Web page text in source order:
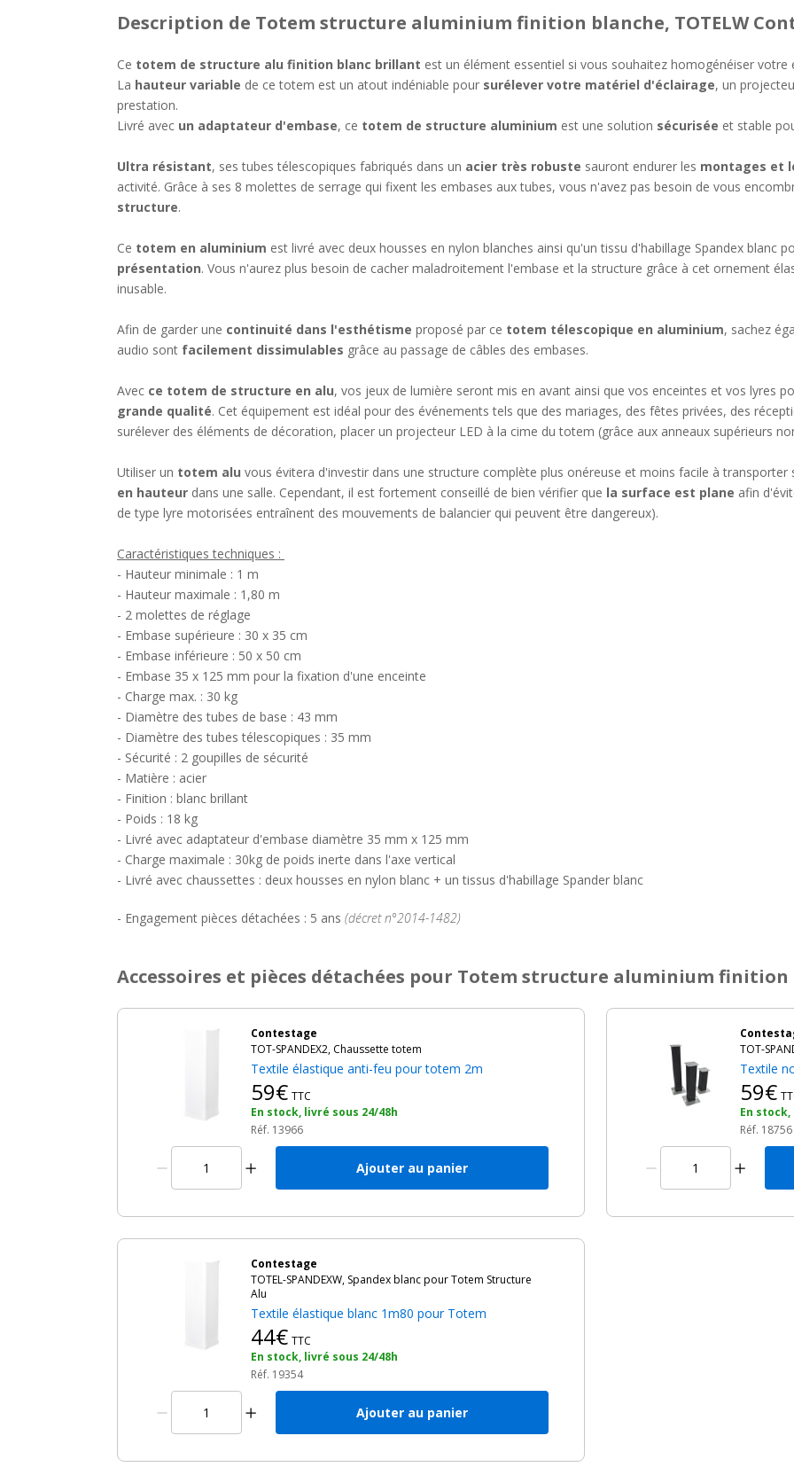
Description de Totem structure aluminium finition blanche, TOTELW
Ce totem de structure alu finition blanc brillant est un élément essentiel si vous souhaitez homogénéiser votre
La hauteur variable de ce totem est un atout indéniable pour surélever votre matériel d'éclairage, un
prestation.
Livré avec un adaptateur d'embase, ce totem de structure aluminium est une solution sécurisée et stable
Ultra résistant, ses tubes télescopiques fabriqués dans un acier très robuste sauront endurer les montages et
activité. Grâce à ses 8 molettes de serrage qui fixent les embases aux tubes, vous n'avez pas besoin de vous
structure.
Ce totem en aluminium est livré avec deux housses en nylon blanches ainsi qu'un tissu d'habillage Spandex blanc
présentation. Vous n'aurez plus besoin de cacher maladroitement l'embase et la structure grâce à cet ornement
inusable.
Afin de garder une continuité dans l'esthétisme proposé par ce totem télescopique en aluminium, sachez
audio sont facilement dissimulables grâce au passage de câbles des embases.
Avec ce totem de structure en alu, vos jeux de lumière seront mis en avant ainsi que vos enceintes et vos lyres
grande qualité. Cet équipement est idéal pour des événements tels que des mariages, des fêtes privées, des
surélever des éléments de décoration, placer un projecteur LED à la cime du totem (grâce aux anneaux supérieurs
Utiliser un totem alu vous évitera d'investir dans une structure complète plus onéreuse et moins facile à transporter
en hauteur dans une salle. Cependant, il est fortement conseillé de bien vérifier que la surface est plane afin
de type lyre motorisées entraînent des mouvements de balancier qui peuvent être dangereux).
Caractéristiques techniques :
- Hauteur minimale : 1 m
- Hauteur maximale : 1,80 m
- 2 molettes de réglage
- Embase supérieure : 30 x 35 cm
- Embase inférieure : 50 x 50 cm
- Embase 35 x 125 mm pour la fixation d'une enceinte
- Charge max. : 30 kg
- Diamètre des tubes de base : 43 mm
- Diamètre des tubes télescopiques : 35 mm
- Sécurité : 2 goupilles de sécurité
- Matière : acier
- Finition : blanc brillant
- Poids : 18 kg
- Livré avec adaptateur d'embase diamètre 35 mm x 125 mm
- Charge maximale : 30kg de poids inerte dans l'axe vertical
- Livré avec chaussettes : deux housses en nylon blanc + un tissus d'habillage Spander blanc
- Engagement pièces détachées : 5 ans (décret n°2014-1482)
Accessoires et pièces détachées pour Totem structure aluminium finition
Contestage
TOT-SPANDEX2, Chaussette totem
Textile élastique anti-feu pour totem 2m
59€ TTC
En stock, livré sous 24/48h
Réf. 13966
Ajouter au panier
TOT-
Textile
59€
En
Réf. 18756
Contestage
TOTEL-SPANDEXW, Spandex blanc pour Totem Structure
Alu
Textile élastique blanc 1m80 pour Totem
44€ TTC
En stock, livré sous 24/48h
Réf. 19354
Ajouter au panier